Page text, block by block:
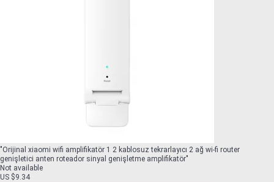
"Orijinal xiaomi wifi amplifikatör 1 2 kablosuz tekrarlayıcı 2 ağ wi-fi router
genişletici anten roteador sinyal genişletme amplifikatör"
Not available
US $9.34